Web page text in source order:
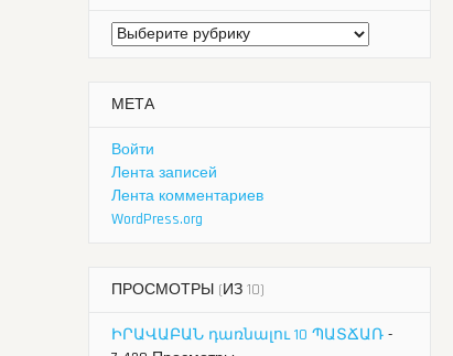
Рубрики
МЕТА
Войти
Лента записей
Лента комментариев
WordPress.org
ПРОСМОТРЫ (ИЗ 10)
ԻՐԱՎԱԲԱՆ դառնալու 10 ՊԱՏՃԱՌ -